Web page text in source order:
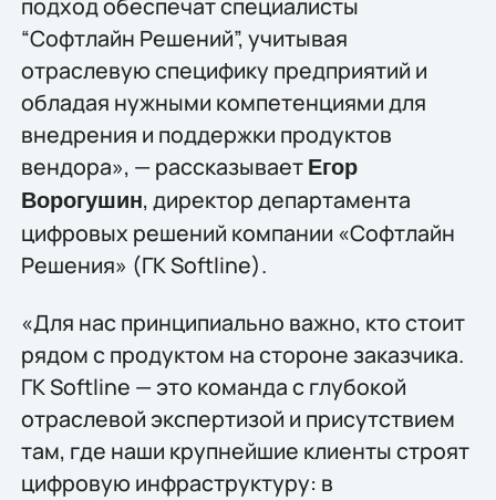
подход обеспечат специалисты
“Софтлайн Решений”, учитывая
отраслевую специфику предприятий и
обладая нужными компетенциями для
внедрения и поддержки продуктов
вендора», — рассказывает Егор
Ворогушин, директор департамента
цифровых решений компании «Софтлайн
Решения» (ГК Softline).
«Для нас принципиально важно, кто стоит
рядом с продуктом на стороне заказчика.
ГК Softline — это команда с глубокой
отраслевой экспертизой и присутствием
там, где наши крупнейшие клиенты строят
цифровую инфраструктуру: в